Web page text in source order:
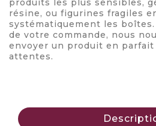
résine, ou figurines fragiles
systématiquement les
de votre commande, nous
envoyer un produit en parfait
attentes.